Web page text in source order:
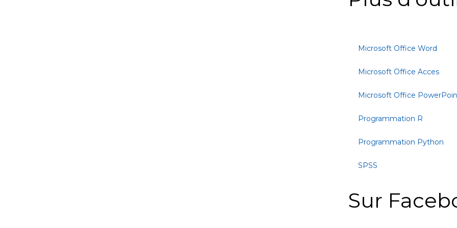
Microsoft Office Word
Microsoft Office Acces
Microsoft Office
Programmation R
Programmation Python
SPSS
Sur